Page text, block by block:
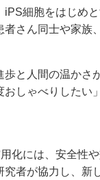
細胞をはじめ
者さん同士や家
と人間の温かさ
しゃべりしたい
化には、安全性
者が協力し、